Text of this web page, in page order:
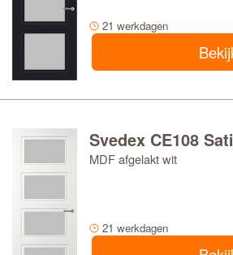
21 werkdagen
Svedex CE108
MDF afgelakt wit
21 werkdagen